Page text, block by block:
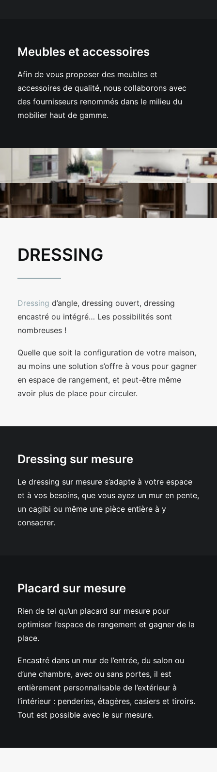
Meubles et accessoires
Afin de vous proposer des meubles et
accessoires de qualité, nous collaborons avec
des fournisseurs renommés dans le milieu du
mobilier haut de gamme.
DRESSING
Dressing d’angle, dressing ouvert, dressing
encastré ou intégré… Les possibilités sont
nombreuses !
Quelle que soit la configuration de votre maison,
au moins une solution s’offre à vous pour gagner
en espace de rangement, et peut-être même
avoir plus de place pour circuler.
Dressing sur mesure
Le dressing sur mesure s’adapte à votre espace
et à vos besoins, que vous ayez un mur en pente,
un cagibi ou même une pièce entière à y
consacrer.
Placard sur mesure
Rien de tel qu’un placard sur mesure pour
optimiser l’espace de rangement et gagner de la
place.
Encastré dans un mur de l’entrée, du salon ou
d’une chambre, avec ou sans portes, il est
entièrement personnalisable de l’extérieur à
l’intérieur : penderies, étagères, casiers et tiroirs.
Tout est possible avec le sur mesure.